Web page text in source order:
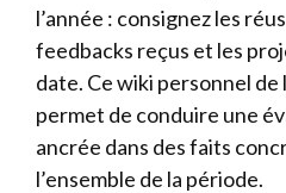
l’année : consignez les
feedbacks reçus et les
date. Ce wiki personnel
permet de conduire une
ancrée dans des faits
l’ensemble de la période.